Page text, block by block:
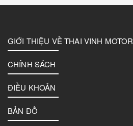
GIỚI THIỆU VỀ THAI VINH MOTOR
CHÍNH SÁCH
ĐIỀU KHOẢN
BẢN ĐỒ